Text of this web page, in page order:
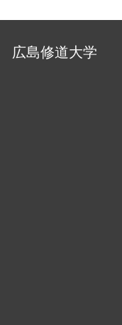
広島修道大学